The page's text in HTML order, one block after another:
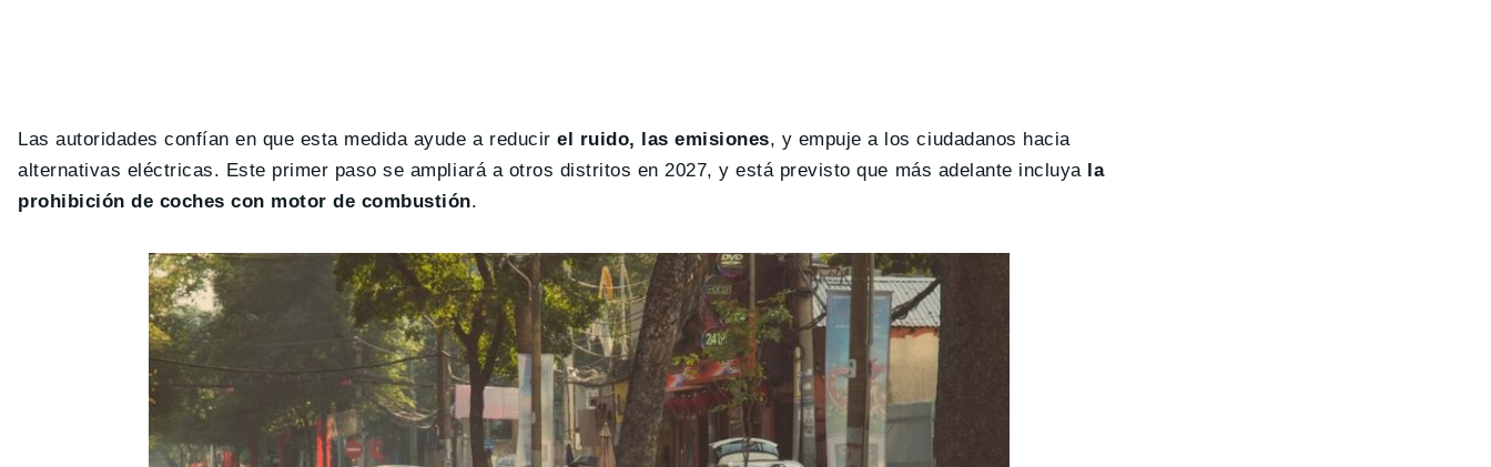
Las autoridades confían en que esta medida ayude a reducirel ruido, las emisiones, y empuje a los ciudadanos hacia
alternativas eléctricas. Este primer paso se ampliará a otros distritos en 2027, y está previsto que más adelante incluya la
prohibición de coches con motor de combustión.